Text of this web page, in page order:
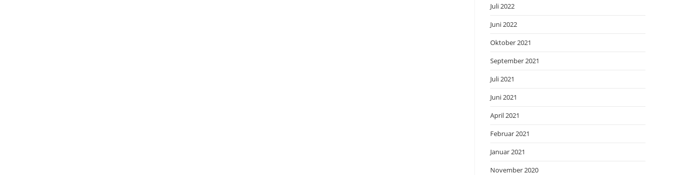
Juli 2022
Juni 2022
Oktober 2021
September 2021
Juli 2021
Juni 2021
April 2021
Februar 2021
Januar 2021
November 2020